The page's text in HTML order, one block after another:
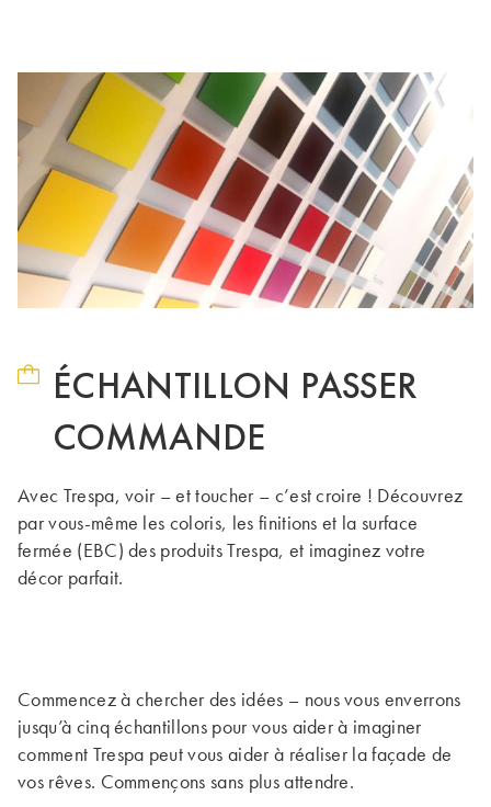
ÉCHANTILLON PASSER
COMMANDE
Avec Trespa, voir – et toucher – c’est croire ! Découvrez
par vous-même les coloris, les finitions et la surface
fermée (EBC) des produits Trespa, et imaginez votre
décor parfait.
Commencez à chercher des idées – nous vous enverrons
jusqu’à cinq échantillons pour vous aider à imaginer
comment Trespa peut vous aider à réaliser la façade de
vos rêves. Commençons sans plus attendre.